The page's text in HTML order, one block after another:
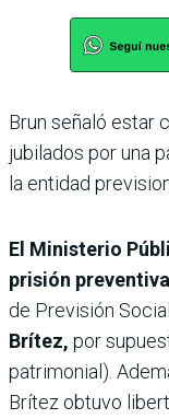
Brun señaló estar
jubilados por una
la entidad
El Ministerio
prisión preventiva
de Previsión
Brítez, por
patrimonial).
Brítez obtuvo